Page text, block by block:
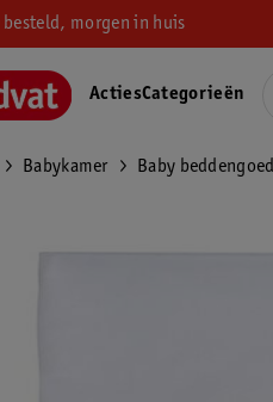
morgen in huis
ActiesCategorieën
Babykamer Baby beddengoed